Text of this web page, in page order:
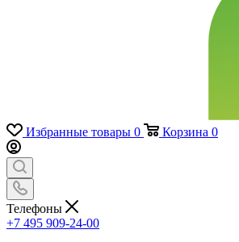
Избранные товары 0 Корзина 0
Телефоны
+7 495 909-24-00